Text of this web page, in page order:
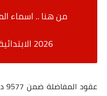
من هنا .. اسماء
2026